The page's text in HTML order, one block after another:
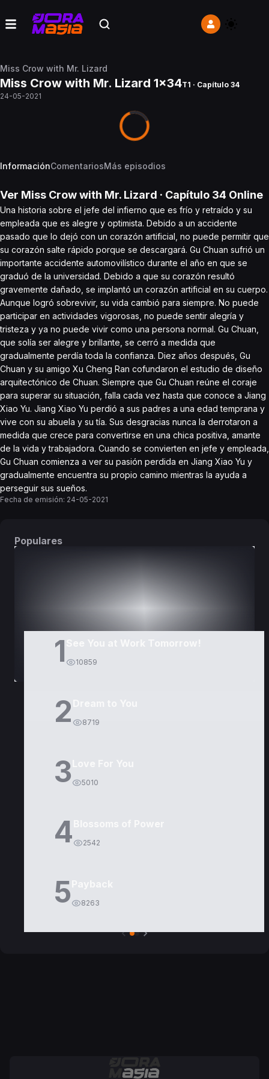
Miss Crow with Mr. Lizard
Miss Crow with Mr. Lizard 1x34T1 · Capítulo 34
24-05-2021
InformaciónComentariosMás episodios
Ver Miss Crow with Mr. Lizard · Capítulo 34 Online
Una historia sobre el jefe del infierno que es frío y retraído y su
empleada que es alegre y optimista. Debido a un accidente
pasado que lo dejó con un corazón artificial, no puede permitir que
su corazón salte rápido porque se descargará. Gu Chuan sufrió un
importante accidente automovilístico durante el año en que se
graduó de la universidad. Debido a que su corazón resultó
gravemente dañado, se implantó un corazón artificial en su cuerpo.
Aunque logró sobrevivir, su vida cambió para siempre. No puede
participar en actividades vigorosas, no puede sentir alegría y
tristeza y ya no puede vivir como una persona normal. Gu Chuan,
que solía ser alegre y brillante, se cerró a medida que
gradualmente perdía toda la confianza. Diez años después, Gu
Chuan y su amigo Xu Cheng Ran cofundaron el estudio de diseño
arquitectónico de Chuan. Siempre que Gu Chuan reúne el coraje
para superar su situación, falla cada vez hasta que conoce a Jiang
Xiao Yu. Jiang Xiao Yu perdió a sus padres a una edad temprana y
vive con su abuela y su tía. Sus desgracias nunca la derrotaron a
medida que crece para convertirse en una chica positiva, amante
de la vida y trabajadora. Cuando se convierten en jefe y empleada,
Gu Chuan comienza a ver su pasión perdida en Jiang Xiao Yu y
gradualmente encuentra su propio camino mientras la ayuda a
perseguir sus sueños.
Fecha de emisión: 24-05-2021
Populares
1 10859
2 8719
3 5010
4 2542
5 8263